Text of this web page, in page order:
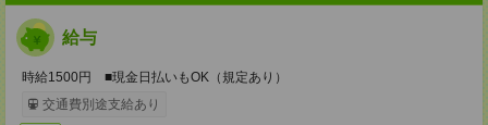
給与
時給1500円 ■現金日払いもOK（規定あり）
交通費別途支給あり